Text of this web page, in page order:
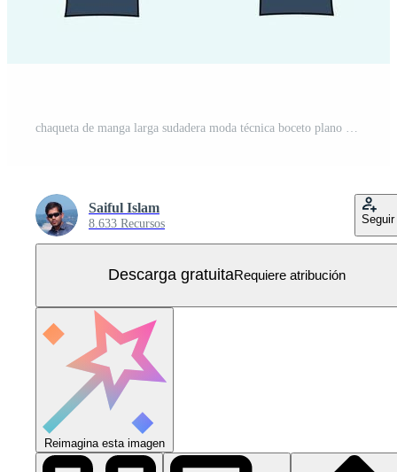
Saiful Islam
8.633 Recursos Seguir
Descarga gratuitaRequiere atribución
Reimagina esta imagen